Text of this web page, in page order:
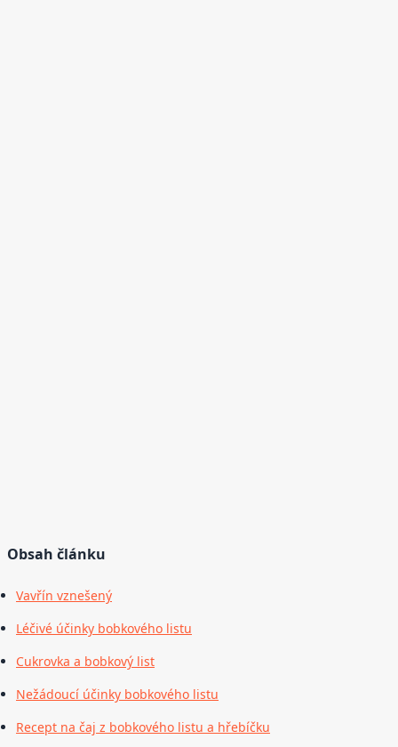
Obsah článku
Vavřín vznešený
Léčivé účinky bobkového listu
Cukrovka a bobkový list
Nežádoucí účinky bobkového listu
Recept na čaj z bobkového listu a hřebíčku